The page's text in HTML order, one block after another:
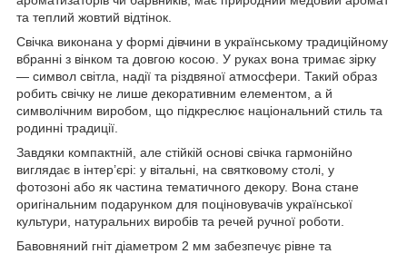
та теплий жовтий відтінок.
Свічка виконана у формі дівчини в українському традиційному
вбранні з вінком та довгою косою. У руках вона тримає зірку
— символ світла, надії та різдвяної атмосфери. Такий образ
робить свічку не лише декоративним елементом, а й
символічним виробом, що підкреслює національний стиль та
родинні традиції.
Завдяки компактній, але стійкій основі свічка гармонійно
виглядає в інтер’єрі: у вітальні, на святковому столі, у
фотозоні або як частина тематичного декору. Вона стане
оригінальним подарунком для поціновувачів української
культури, натуральних виробів та речей ручної роботи.
Бавовняний гніт діаметром 2 мм забезпечує рівне та